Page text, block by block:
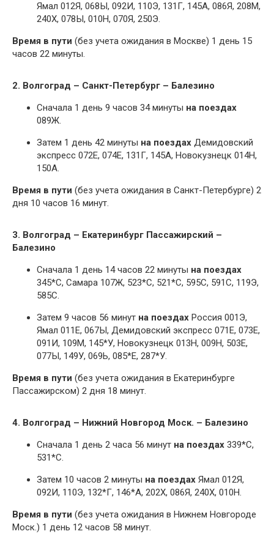
Ямал 012Я, 068Ы, 092И, 110Э, 131Г, 145А, 086Я, 208М,
240Х, 078Ы, 010Н, 070Я, 250Э.
Время в пути (без учета ожидания в Москве) 1 день 15
часов 22 минуты.
2. Волгоград – Санкт-Петербург – Балезино
Сначала 1 день 9 часов 34 минуты на поездах
089Ж.
Затем 1 день 42 минуты на поездах Демидовский
экспресс 072Е, 074Е, 131Г, 145А, Новокузнецк 014Н,
150А.
Время в пути (без учета ожидания в Санкт-Петербурге) 2
дня 10 часов 16 минут.
3. Волгоград – Екатеринбург Пассажирский –
Балезино
Сначала 1 день 14 часов 22 минуты на поездах
345*С, Самара 107Ж, 523*С, 521*С, 595С, 591С, 119Э,
585С.
Затем 9 часов 56 минут на поездах Россия 001Э,
Ямал 011Е, 067Ы, Демидовский экспресс 071Е, 073Е,
091И, 109М, 145*У, Новокузнецк 013Н, 009Н, 503Е,
077Ы, 149У, 069Ь, 085*Е, 287*У.
Время в пути (без учета ожидания в Екатеринбурге
Пассажирском) 2 дня 18 минут.
4. Волгоград – Нижний Новгород Моск. – Балезино
Сначала 1 день 2 часа 56 минут на поездах 339*С,
531*С.
Затем 10 часов 2 минуты на поездах Ямал 012Я,
092И, 110Э, 132*Г, 146*А, 202Х, 086Я, 240Х, 010Н.
Время в пути (без учета ожидания в Нижнем Новгороде
Моск.) 1 день 12 часов 58 минут.